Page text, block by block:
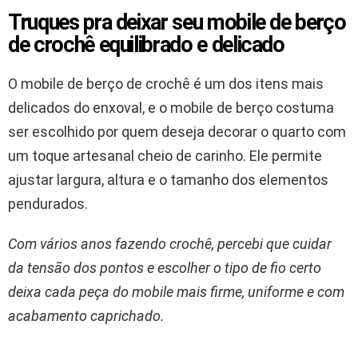
Truques pra deixar seu mobile de berço
de crochê equilibrado e delicado
O mobile de berço de crochê é um dos itens mais
delicados do enxoval, e o mobile de berço costuma
ser escolhido por quem deseja decorar o quarto com
um toque artesanal cheio de carinho. Ele permite
ajustar largura, altura e o tamanho dos elementos
pendurados.
Com vários anos fazendo crochê, percebi que cuidar
da tensão dos pontos e escolher o tipo de fio certo
deixa cada peça do mobile mais firme, uniforme e com
acabamento caprichado.